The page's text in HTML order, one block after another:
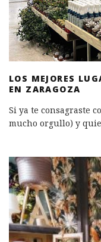
LOS MEJORES
EN ZARAGOZA
Si ya te consagraste
mucho orgullo) y